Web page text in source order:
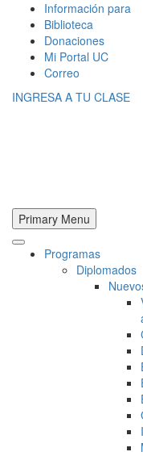
Información para
Biblioteca
Donaciones
Mi Portal UC
Correo
INGRESA A TU CLASE
Primary Menu
Programas
Diplomados